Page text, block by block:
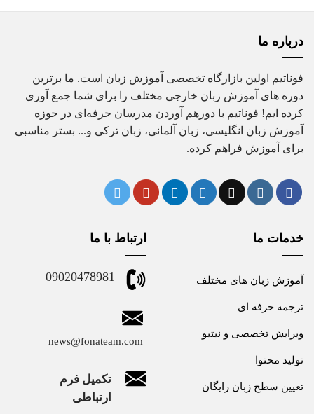
درباره ما
فوناتیم اولین بازارگاه تخصصی آموزش زبان است. ما برترین
دوره های آموزش زبان خارجی مختلف را برای شما جمع آوری
کرده ایم! فوناتیم با دورهم آوردن مدرسان حرفه‌ای در حوزه
آموزش زبان انگلیسی، زبان آلمانی، زبان ترکی و... بستر مناسبی
برای آموزش فراهم کرده.
خدمات ما
آموزش زبان های مختلف
ترجمه حرفه ای
ویرایش تخصصی و نیتیو
تولید محتوا
تعیین سطح زبان رایگان
ارتباط با ما
09020478981
news@fonateam.com
تکمیل فرم
ارتباطی